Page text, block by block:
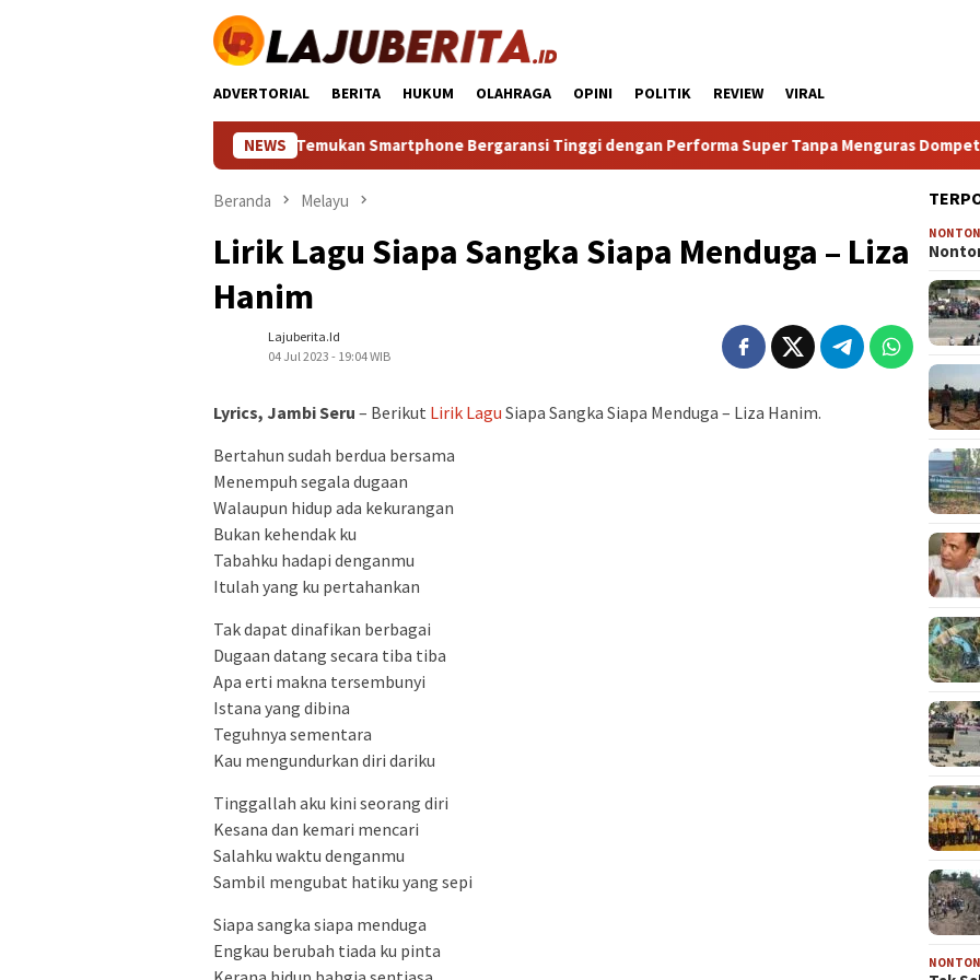
ADVERTORIAL
BERITA HUKUM OLAHRAGA OPINI POLITIK REVIEW VIRAL
NEWS
HP Murah Spek Dewa: Temukan Smartphone Bergaransi Tinggi dengan Performa Super Tanpa Menguras Dompet HP
Beranda Melayu
Lirik Lagu Siapa Sangka Siapa Menduga – Liza
Hanim
Lajuberita.id
04 Jul 2023 - 19:04 WIB
Lyrics, Jambi Seru – Berikut Lirik Lagu Siapa Sangka Siapa Menduga – Liza Hanim.
Bertahun sudah berdua bersama
Menempuh segala dugaan
Walaupun hidup ada kekurangan
Bukan kehendak ku
Tabahku hadapi denganmu
Itulah yang ku pertahankan
Tak dapat dinafikan berbagai
Dugaan datang secara tiba tiba
Apa erti makna tersembunyi
Istana yang dibina
Teguhnya sementara
Kau mengundurkan diri dariku
Tinggallah aku kini seorang diri
Kesana dan kemari mencari
Salahku waktu denganmu
Sambil mengubat hatiku yang sepi
Siapa sangka siapa menduga
Engkau berubah tiada ku pinta